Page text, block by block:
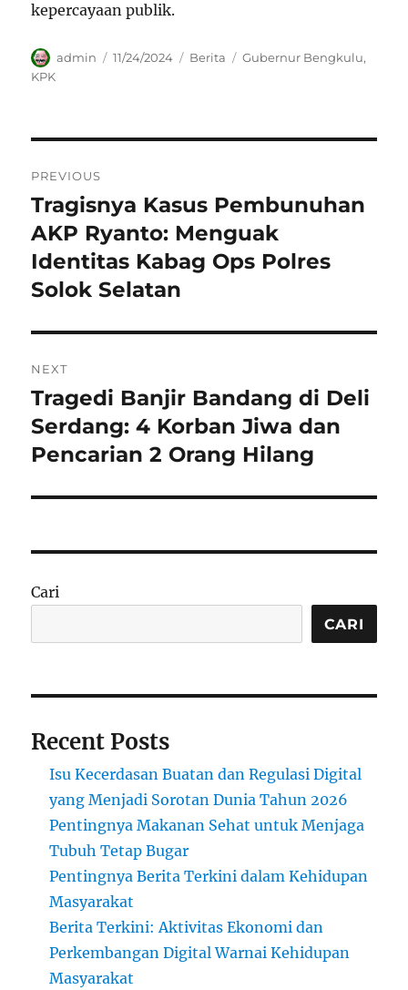
kepercayaan publik.
Author
admin
Posted
11/24/2024 Categories
Berita Tags
Gubernur Bengkulu,
KPK
pos
PREVIOUS
Previous
post:
Tragisnya Kasus Pembunuhan
AKP Ryanto: Menguak
Identitas Kabag Ops Polres
Solok Selatan
NEXT
Next
post:
Tragedi Banjir Bandang di Deli
Serdang: 4 Korban Jiwa dan
Pencarian 2 Orang Hilang
Cari
CARI
Recent Posts
Isu Kecerdasan Buatan dan Regulasi Digital
yang Menjadi Sorotan Dunia Tahun 2026
Pentingnya Makanan Sehat untuk Menjaga
Tubuh Tetap Bugar
Pentingnya Berita Terkini dalam Kehidupan
Masyarakat
Berita Terkini: Aktivitas Ekonomi dan
Perkembangan Digital Warnai Kehidupan
Masyarakat